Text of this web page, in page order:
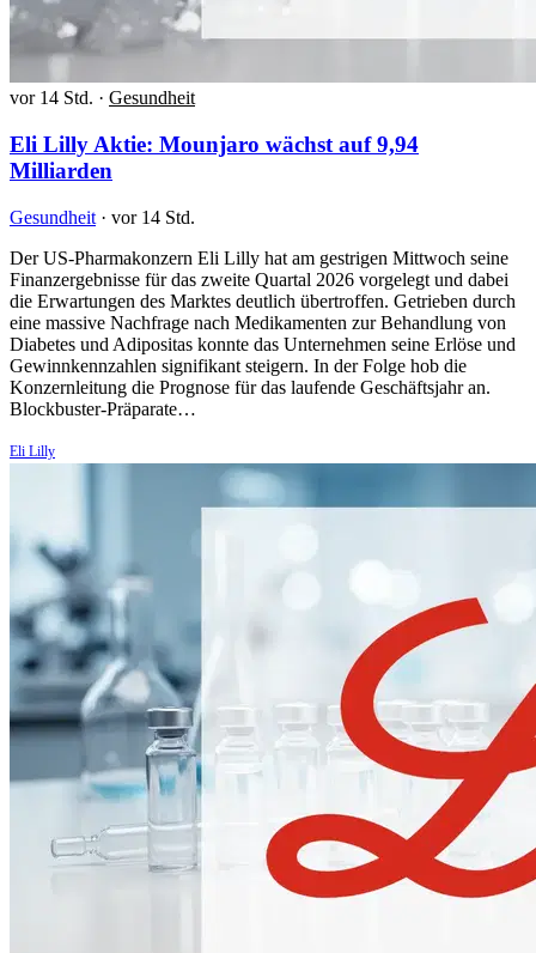
vor 14 Std. · Gesundheit
Eli Lilly Aktie: Mounjaro wächst auf 9,94
Milliarden
Gesundheit · vor 14 Std.
Der US-Pharmakonzern Eli Lilly hat am gestrigen Mittwoch seine
Finanzergebnisse für das zweite Quartal 2026 vorgelegt und dabei
die Erwartungen des Marktes deutlich übertroffen. Getrieben durch
eine massive Nachfrage nach Medikamenten zur Behandlung von
Diabetes und Adipositas konnte das Unternehmen seine Erlöse und
Gewinnkennzahlen signifikant steigern. In der Folge hob die
Konzernleitung die Prognose für das laufende Geschäftsjahr an.
Blockbuster-Präparate…
Eli Lilly